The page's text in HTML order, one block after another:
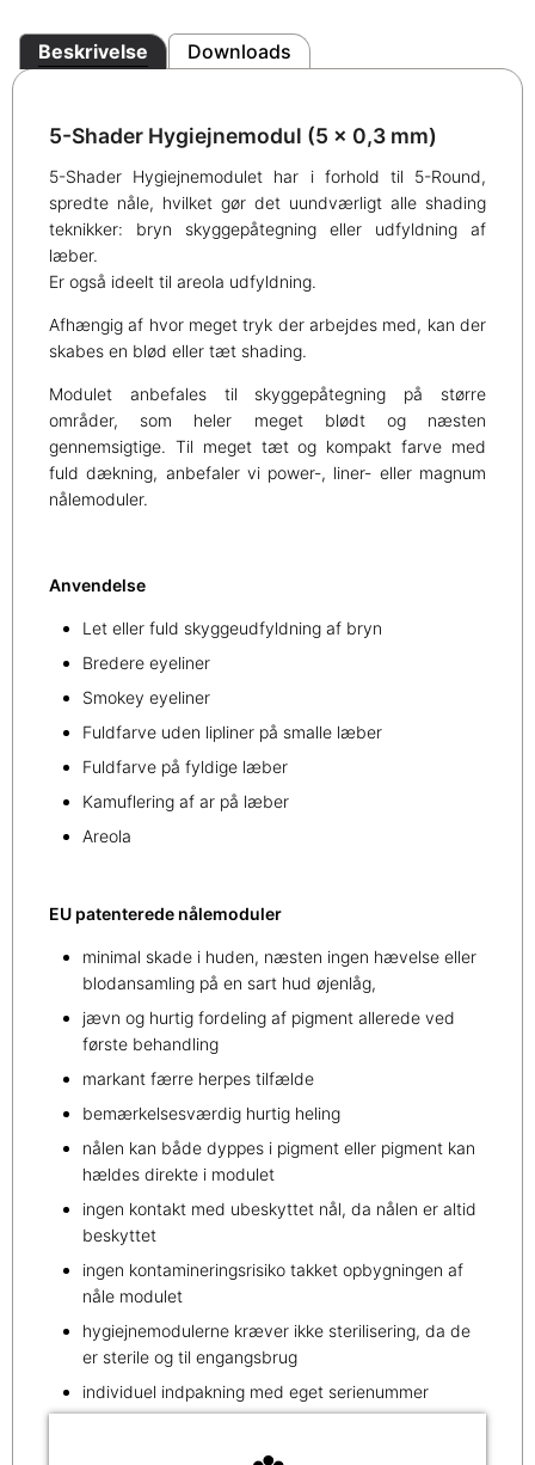
Beskrivelse Downloads
5-Shader Hygiejnemodul (5 x 0,3 mm)
5-Shader Hygiejnemodulet har i forhold til 5-Round,
spredte nåle, hvilket gør det uundværligt alle shading
teknikker: bryn skyggepåtegning eller udfyldning af
læber.
Er også ideelt til areola udfyldning.
Afhængig af hvor meget tryk der arbejdes med, kan der
skabes en blød eller tæt shading.
Modulet anbefales til skyggepåtegning på større
områder, som heler meget blødt og næsten
gennemsigtige. Til meget tæt og kompakt farve med
fuld dækning, anbefaler vi power-, liner- eller magnum
nålemoduler.
Anvendelse
Let eller fuld skyggeudfyldning af bryn
Bredere eyeliner
Smokey eyeliner
Fuldfarve uden lipliner på smalle læber
Fuldfarve på fyldige læber
Kamuflering af ar på læber
Areola
EU patenterede nålemoduler
minimal skade i huden, næsten ingen hævelse eller
blodansamling på en sart hud øjenlåg,
jævn og hurtig fordeling af pigment allerede ved
første behandling
markant færre herpes tilfælde
bemærkelsesværdig hurtig heling
nålen kan både dyppes i pigment eller pigment kan
hældes direkte i modulet
ingen kontakt med ubeskyttet nål, da nålen er altid
beskyttet
ingen kontamineringsrisiko takket opbygningen af
nåle modulet
hygiejnemodulerne kræver ikke sterilisering, da de
er sterile og til engangsbrug
individuel indpakning med eget serienummer